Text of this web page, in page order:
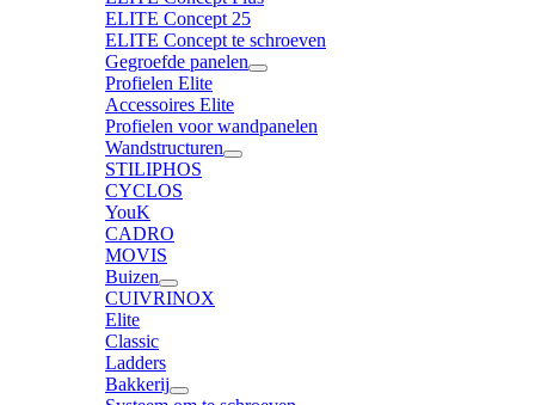
ELITE Concept 25
ELITE Concept te schroeven
Gegroefde panelen
Profielen Elite
Accessoires Elite
Profielen voor wandpanelen
Wandstructuren
STILIPHOS
CYCLOS
YouK
CADRO
MOVIS
Buizen
CUIVRINOX
Elite
Classic
Ladders
Bakkerij